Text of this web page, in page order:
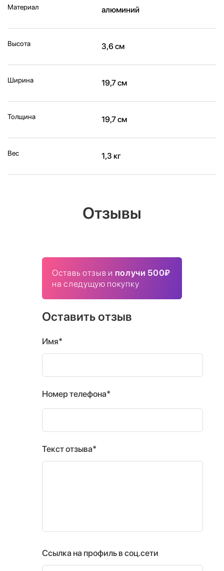
Материал алюминий
Высота 3,6 см
Ширина 19,7 см
Толщина 19,7 см
Вес 1,3 кг
Отзывы
Оставь отзыв и получи 500₽
на следущую покупку
Оставить отзыв
Имя*
Номер телефона*
Текст отзыва*
Ссылка на профиль в соц.сети